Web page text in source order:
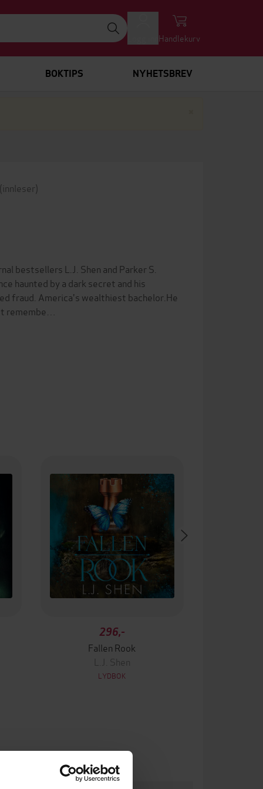
Handlekurv
BOKTIPS NYHETSBREV
(innleser)
bestsellers L.J. Shen and Parker S.
haunted by a dark secret and his
fraud. America's wealthiest bachelor.He
remembe…
296,-
Fallen Rook
L.J. Shen
LYDBOK